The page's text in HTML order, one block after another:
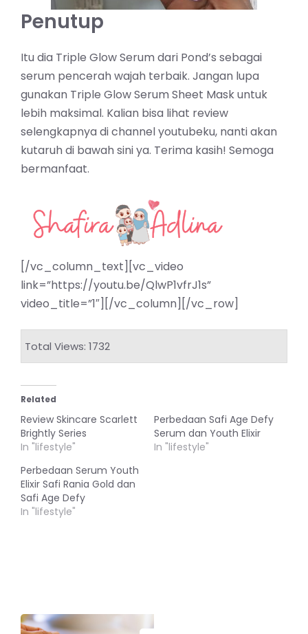
Penutup
Itu dia Triple Glow Serum dari Pond’s sebagai
serum pencerah wajah terbaik. Jangan lupa
gunakan Triple Glow Serum Sheet Mask untuk
lebih maksimal. Kalian bisa lihat review
selengkapnya di channel youtubeku, nanti akan
kutaruh di bawah sini ya. Terima kasih! Semoga
bermanfaat.
[/vc_column_text][vc_video
link=”https://youtu.be/QlwP1vfrJ1s”
video_title=”1″][/vc_column][/vc_row]
Total Views: 1732
Related
Review Skincare Scarlett
Brightly Series
In "lifestyle"
Perbedaan Safi Age Defy
Serum dan Youth Elixir
In "lifestyle"
Perbedaan Serum Youth
Elixir Safi Rania Gold dan
Safi Age Defy
In "lifestyle"